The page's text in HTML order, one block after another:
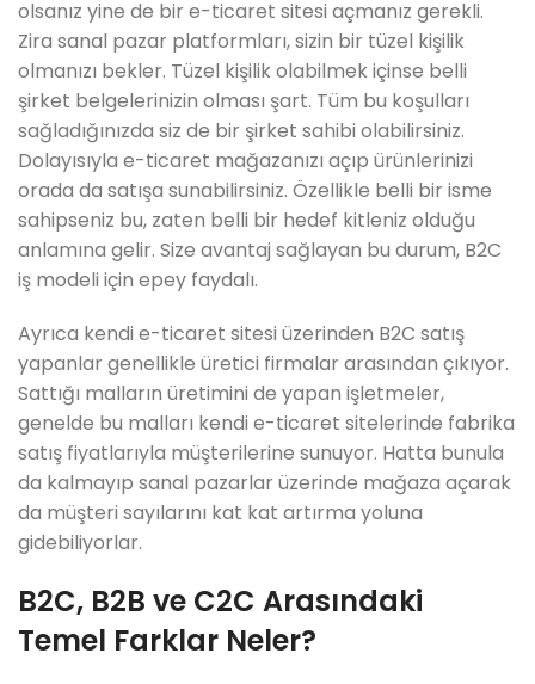
olsanız yine de bir e-ticaret sitesi açmanız gerekli.
Zira sanal pazar platformları, sizin bir tüzel kişilik
olmanızı bekler. Tüzel kişilik olabilmek içinse belli
şirket belgelerinizin olması şart. Tüm bu koşulları
sağladığınızda siz de bir şirket sahibi olabilirsiniz.
Dolayısıyla e-ticaret mağazanızı açıp ürünlerinizi
orada da satışa sunabilirsiniz. Özellikle belli bir isme
sahipseniz bu, zaten belli bir hedef kitleniz olduğu
anlamına gelir. Size avantaj sağlayan bu durum, B2C
iş modeli için epey faydalı.
Ayrıca kendi e-ticaret sitesi üzerinden B2C satış
yapanlar genellikle üretici firmalar arasından çıkıyor.
Sattığı malların üretimini de yapan işletmeler,
genelde bu malları kendi e-ticaret sitelerinde fabrika
satış fiyatlarıyla müşterilerine sunuyor. Hatta bunula
da kalmayıp sanal pazarlar üzerinde mağaza açarak
da müşteri sayılarını kat kat artırma yoluna
gidebiliyorlar.
B2C, B2B ve C2C Arasındaki
Temel Farklar Neler?